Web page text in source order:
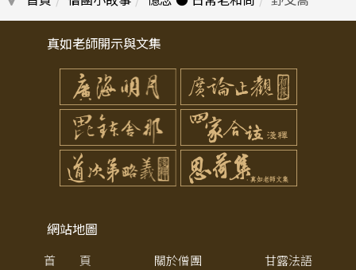
真如老師開示與文集
網站地圖
首 頁 關於僧團
甘露法語